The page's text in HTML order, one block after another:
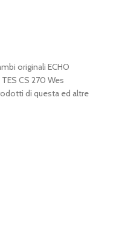
originali ECHO
CS 270 Wes
di questa ed altre